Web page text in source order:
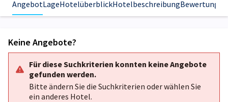
AngebotLageHotelüberblickHotelbeschreibungBewertungen
Keine Angebote?
Für diese Suchkriterien konnten keine Angebote
gefunden werden.
Bitte ändern Sie die Suchkriterien oder wählen Sie
ein anderes Hotel.